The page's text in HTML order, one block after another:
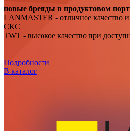
новые бренды в продуктовом
LANMASTER - отличное качество и
СКС
TWT - высокое качество при
Подробности
В каталог